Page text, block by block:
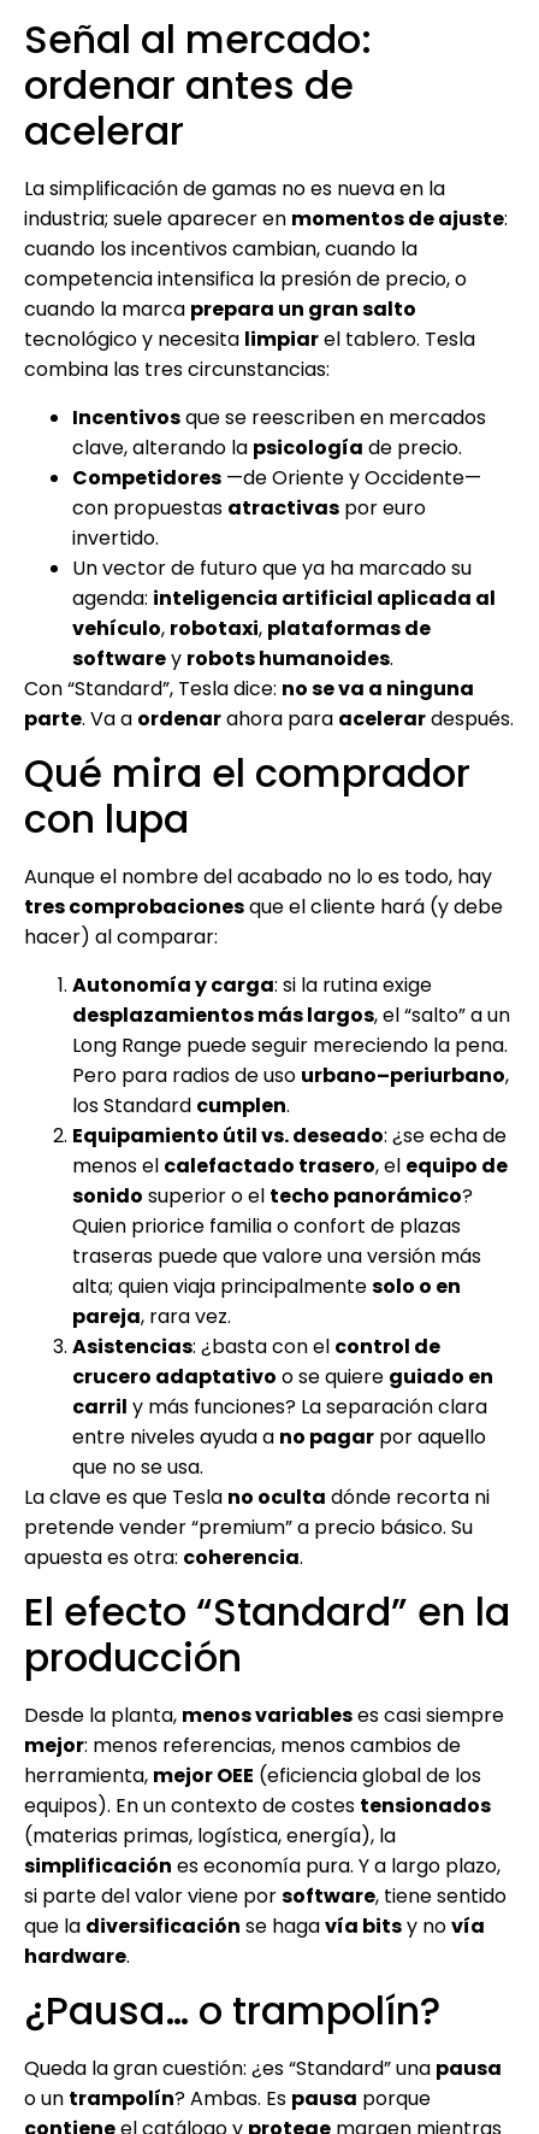
Señal al mercado:
ordenar antes de
acelerar
La simplificación de gamas no es nueva en la
industria; suele aparecer en momentos de ajuste:
cuando los incentivos cambian, cuando la
competencia intensifica la presión de precio, o
cuando la marca prepara un gran salto
tecnológico y necesita limpiarel tablero. Tesla
combina las tres circunstancias:
Incentivosque se reescriben en mercados
clave, alterando la psicología de precio.
Competidores —de Oriente y Occidente—
con propuestas atractivas por euro
invertido.
Un vector de futuro que ya ha marcado su
agenda: inteligencia artificial aplicada al
vehículo, robotaxi, plataformas de
softwarey robots humanoides.
Con “Standard”, Tesla dice: no se va a ninguna
parte. Va a ordenarahora para acelerardespués.
Qué mira el comprador
con lupa
Aunque el nombre del acabado no lo es todo, hay
tres comprobacionesque el cliente hará (y debe
hacer) al comparar:
Autonomía y carga: si la rutina exige
desplazamientos más largos, el “salto” a un
Long Range puede seguir mereciendo la pena.
Pero para radios de uso urbano–periurbano,
los Standard cumplen.
Equipamiento útil vs. deseado: ¿se echa de
menos el calefactado trasero, el equipo de
sonido superior o el techo panorámico?
Quien priorice familia o confort de plazas
traseras puede que valore una versión más
alta; quien viaja principalmentesolo o en
pareja, rara vez.
Asistencias: ¿basta con el control de
crucero adaptativo o se quiere guiado en
carril y más funciones? La separación clara
entre niveles ayuda a no pagar por aquello
que no se usa.
La clave es que Tesla no oculta dónde recorta ni
pretende vender “premium” a precio básico. Su
apuesta es otra: coherencia.
El efecto “Standard” en la
producción
Desde la planta, menos variableses casi siempre
mejor: menos referencias, menos cambios de
herramienta, mejor OEE (eficiencia global de los
equipos). En un contexto de costes tensionados
(materias primas, logística, energía), la
simplificación es economía pura. Y a largo plazo,
si parte del valor viene porsoftware, tiene sentido
que la diversificación se hagavía bitsy novía
hardware.
¿Pausa… o trampolín?
Queda la gran cuestión: ¿es “Standard” una pausa
o un trampolín? Ambas. Es pausa porque